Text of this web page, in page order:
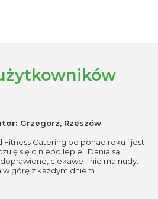
Grzegorz, Rzeszów
Catering od ponad roku i jest
się o niebo lepiej. Dania są
ciekawe - nie ma nudy.
górę z każdym dniem.